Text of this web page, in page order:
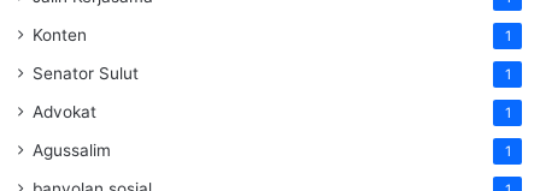
Konten 1
Senator Sulut 1
Advokat 1
Agussalim 1